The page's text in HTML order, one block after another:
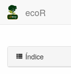
ecoR
Índice